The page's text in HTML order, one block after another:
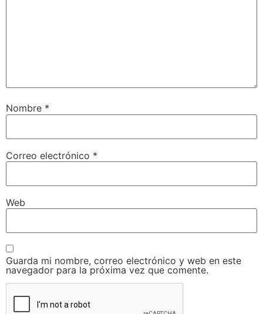
Nombre *
Correo electrónico *
Web
Guarda mi nombre, correo electrónico y web en este
navegador para la próxima vez que comente.